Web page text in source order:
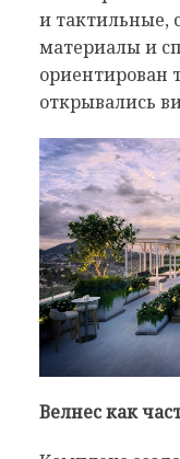
и тактильные,
материалы и
ориентирован
открывались
Велнес как